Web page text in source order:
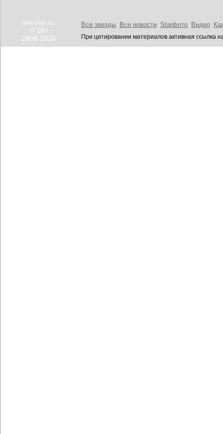
life-star.ru
© 18+
2008-2026
Все звезды Все новости Starфото Видео
При цитировании материалов активная ссылка